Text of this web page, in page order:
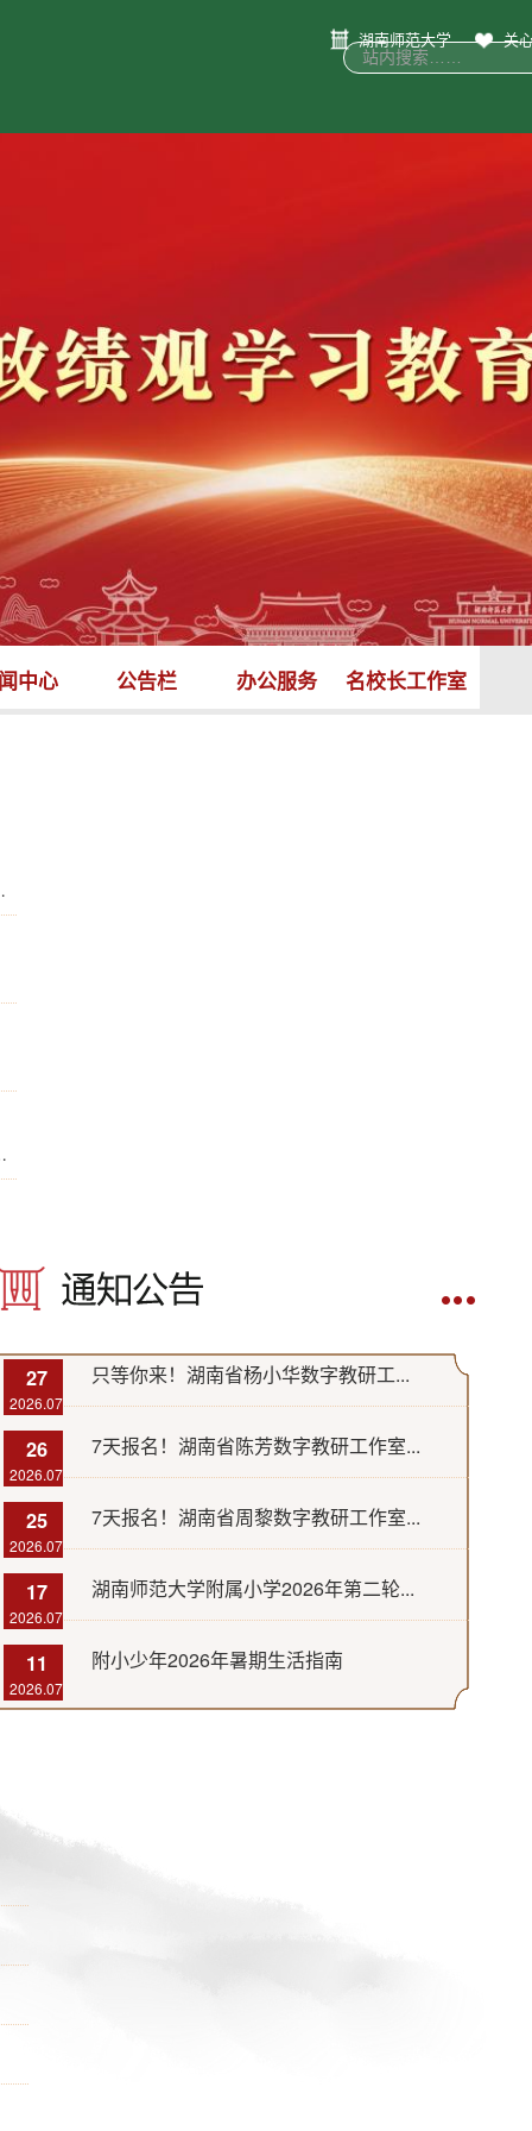
湖南师范大学 关
中心 公告栏 办公服务 名校长工作室
只等你来！湖南省杨小华数字教研工...
27
2026.07
7天报名！湖南省陈芳数字教研工作室...
26
2026.07
7天报名！湖南省周黎数字教研工作室...
25
2026.07
湖南师范大学附属小学2026年第二轮...
17
2026.07
附小少年2026年暑期生活指南
11
2026.07